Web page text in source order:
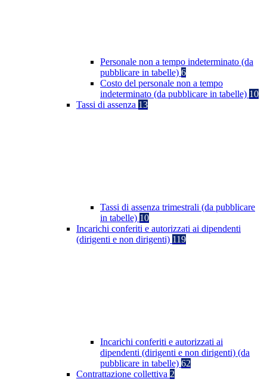
Personale non a tempo indeterminato (da
pubblicare in tabelle) 6
Costo del personale non a tempo
indeterminato (da pubblicare in tabelle) 10
Tassi di assenza 13
Tassi di assenza trimestrali (da pubblicare
in tabelle) 10
Incarichi conferiti e autorizzati ai dipendenti
(dirigenti e non dirigenti) 119
Incarichi conferiti e autorizzati ai
dipendenti (dirigenti e non dirigenti) (da
pubblicare in tabelle) 62
Contrattazione collettiva 2